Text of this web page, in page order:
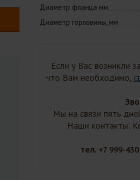
Диаметр фланца мм
Диаметр горловины, мм
Если у Вас возникли
что Вам необходимо,
Мы на связи пять
Наши контакты:
тел. +7 999-